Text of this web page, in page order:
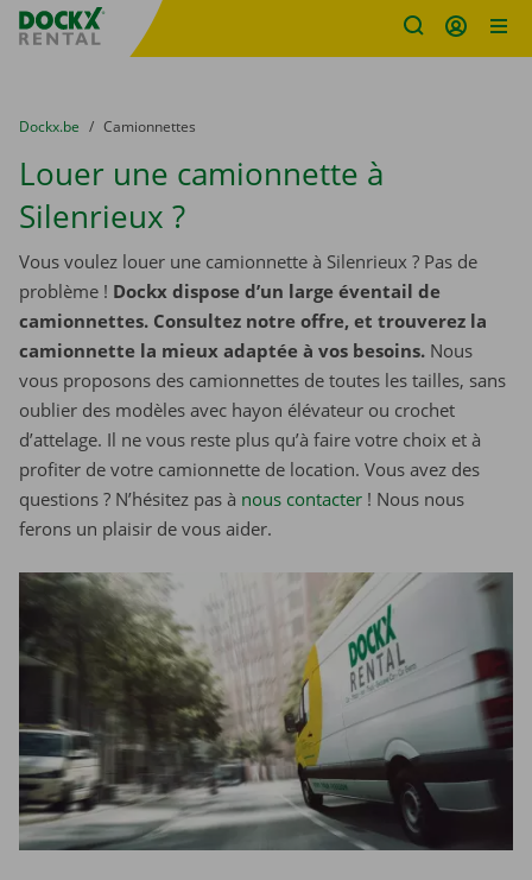
sitename
You are here:
du
Dockx.be to
Camionnettes
Louer une camionnette à
Silenrieux ?
Vous voulez louer une camionnette à Silenrieux ? Pas de
problème ! Dockx dispose d’un large éventail de
camionnettes. Consultez notre offre, et trouverez la
camionnette la mieux adaptée à vos besoins. Nous
vous proposons des camionnettes de toutes les tailles, sans
oublier des modèles avec hayon élévateur ou crochet
d’attelage. Il ne vous reste plus qu’à faire votre choix et à
profiter de votre camionnette de location. Vous avez des
questions ? N’hésitez pas à nous contacter ! Nous nous
ferons un plaisir de vous aider.